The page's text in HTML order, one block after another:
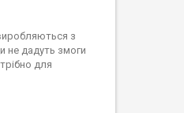
з
не дадуть змоги
для